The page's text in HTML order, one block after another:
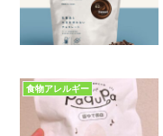
食物アレルギー